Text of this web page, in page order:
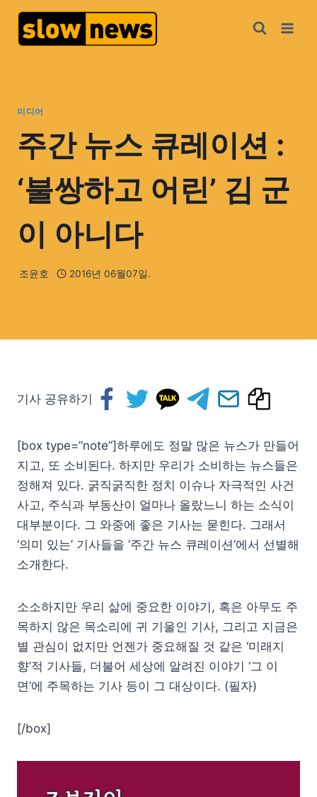
미디어
주간 뉴스 큐레이션 :
‘불쌍하고 어린’ 김 군
이 아니다
조윤호 2016년 06월07일.
기사 공유하기
[box type=”note”]하루에도 정말 많은 뉴스가 만들어
지고, 또 소비된다. 하지만 우리가 소비하는 뉴스들은
정해져 있다. 굵직굵직한 정치 이슈나 자극적인 사건
사고, 주식과 부동산이 얼마나 올랐느니 하는 소식이
대부분이다. 그 와중에 좋은 기사는 묻힌다. 그래서
‘의미 있는’ 기사들을 ‘주간 뉴스 큐레이션’에서 선별해
소개한다.
소소하지만 우리 삶에 중요한 이야기, 혹은 아무도 주
목하지 않은 목소리에 귀 기울인 기사, 그리고 지금은
별 관심이 없지만 언젠가 중요해질 것 같은 ‘미래지
향’적 기사들, 더불어 세상에 알려진 이야기 ‘그 이
면’에 주목하는 기사 등이 그 대상이다. (필자)
[/box]